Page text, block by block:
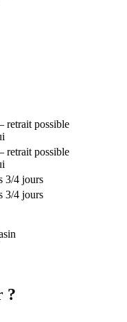
retrait possible
retrait possible
3/4 jours
3/4 jours
?